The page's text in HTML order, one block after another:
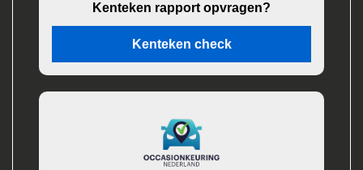
Kenteken rapport opvragen?
Kenteken check